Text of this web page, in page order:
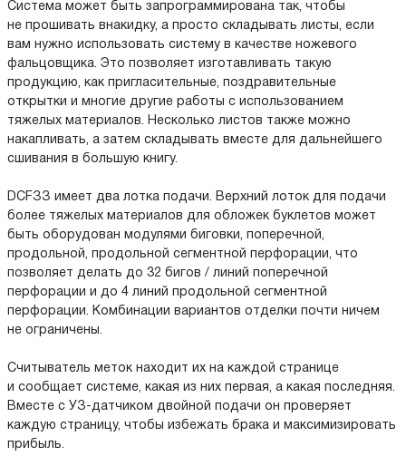
Система может быть запрограммирована так, чтобы
не прошивать внакидку, а просто складывать листы, если
вам нужно использовать систему в качестве ножевого
фальцовщика. Это позволяет изготавливать такую
продукцию, как пригласительные, поздравительные
открытки и многие другие работы с использованием
тяжелых материалов. Несколько листов также можно
накапливать, а затем складывать вместе для дальнейшего
сшивания в большую книгу.
DСFЗЗ имеет два лотка подачи. Верхний лоток для подачи
более тяжелых материалов для обложек буклетов может
быть оборудован модулями биговки, поперечной,
продольной, продольной сегментной перфорации, что
позволяет делать до 32 бигов / линий поперечной
перфорации и до 4 линий продольной сегментной
перфорации. Комбинации вариантов отделки почти ничем
не ограничены.
Считыватель меток находит их на каждой странице
и сообщает системе, какая из них первая, а какая последняя.
Вместе с УЗ-датчиком двойной подачи он проверяет
каждую страницу, чтобы избежать брака и максимизировать
прибыль.